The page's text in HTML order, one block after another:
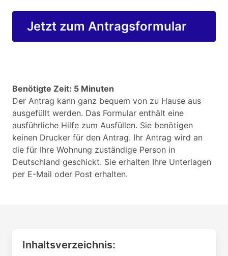
Jetzt zum Antragsformular
Benötigte Zeit: 5 Minuten
Der Antrag kann ganz bequem von zu Hause aus
ausgefüllt werden. Das Formular enthält eine
ausführliche Hilfe zum Ausfüllen. Sie benötigen
keinen Drucker für den Antrag. Ihr Antrag wird an
die für Ihre Wohnung zuständige Person in
Deutschland geschickt. Sie erhalten Ihre Unterlagen
per E-Mail oder Post erhalten.
Inhaltsverzeichnis: